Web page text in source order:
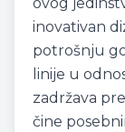
inovativan
potrošnju
linije u
zadržava
čine